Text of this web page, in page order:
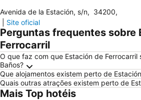
Avenida de la Estación, s/n, 34200,
Site oficial
Perguntas frequentes sobre
Ferrocarril
O que faz com que Estación de Ferrocarril
Baños?
Que alojamentos existem perto de
Quais outras atrações existem perto de
Mais Top hotéis